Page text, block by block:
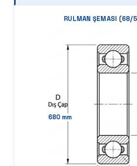
RULMAN ŞEMASI (68/
680 mm